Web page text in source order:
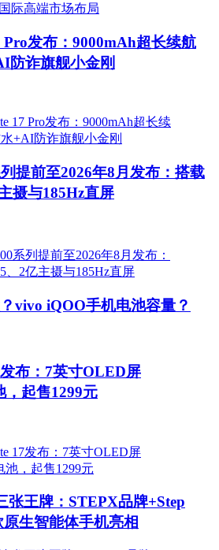
Pro发布：9000mAh超长续航
防诈旗舰小金刚
提前至2026年8月发布：搭载
摄与185Hz直屏
vivo iQOO手机电池容量？
布：7英寸OLED屏
，起售1299元
张王牌：STEPX品牌+Step
生智能体手机亮相